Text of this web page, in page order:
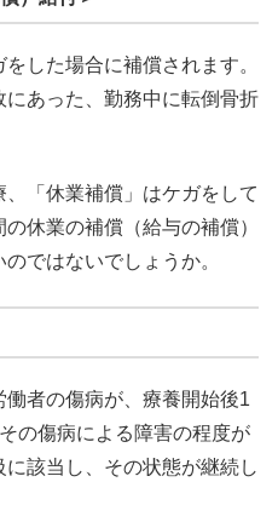
した場合に補償されます。
あった、勤務中に転倒骨折
、「休業補償」はケガをして
休業の補償（給与の補償）
ではないでしょうか。
者の傷病が、療養開始後1
の傷病による障害の程度が
該当し、その状態が継続し